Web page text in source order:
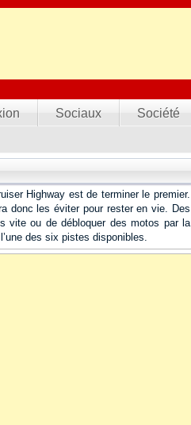
Sociaux Société
Highway est de terminer le premier.
donc les éviter pour rester en vie. Des
vite ou de débloquer des motos par la
des six pistes disponibles.